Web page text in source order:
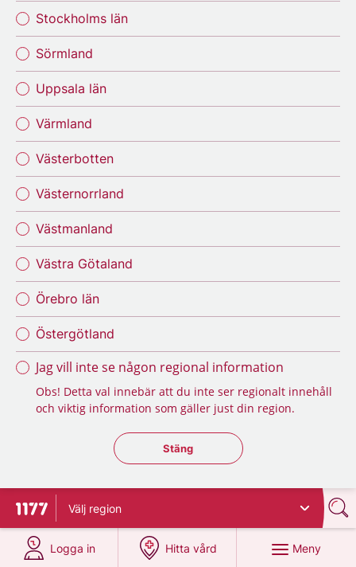
Stockholms län
Sörmland
Uppsala län
Värmland
Västerbotten
Västernorrland
Västmanland
Västra Götaland
Örebro län
Östergötland
Jag vill inte se någon regional information
Obs! Detta val innebär att du inte ser regionalt innehåll
och viktig information som gäller just din region.
Stäng regionsväljaren
Stäng
Till startsidan för 1177
Välj region
Logga in
på 1177.se
Hitta vård
på 1177.se
Meny